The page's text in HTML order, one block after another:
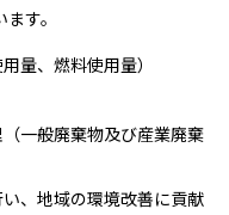
す。
量、燃料使用量）
一般廃棄物及び産業廃棄
、地域の環境改善に貢献